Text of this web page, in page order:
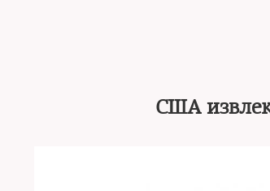
США